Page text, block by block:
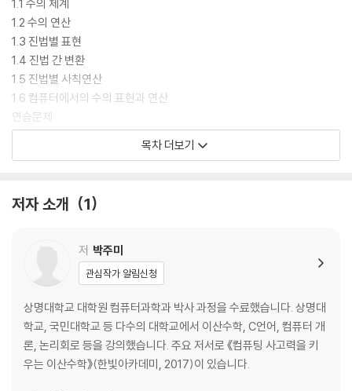
1.1 수의 체계
1.2 수의 연산
1.3 진법별 표현
1.4 진법 간 변환
1.5 진법별 사칙연산
1.6 컴퓨터에서의 수의 표현과 연산
연습문제
2.2 논리 연산자
2.5 논리적 동치
2.6 명제함수와 한정자
2.7 추론
연습문제
CHAPTER 03 증명
목차 더보기
저자 소개 1
저 박주미
관심작가 알림신청
상명대학교 대학원 컴퓨터과학과 박사 과정을 수료했습니다. 상명대
학교, 국민대학교 등 다수의 대학교에서 이산수학, C언어, 컴퓨터 개
론, 논리회로 등을 강의했습니다. 주요 저서로 《컴퓨팅 사고력을 키
우는 이산수학》(한빛아카데미, 2017)이 있습니다.